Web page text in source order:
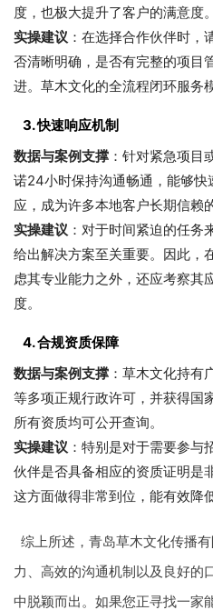
度，也极大提升了客户的满意度。
实操建议 ：在选择合作伙伴时，
否清晰明确，是否有完整的项目
进。草木文化的全流程闭环服务
3. 快速响应机制
数据与案例支撑 ：针对紧急项目
诺24小时保持沟通畅通，能够快
应，成为许多本地客户长期信赖
实操建议 ：对于时间紧迫的任务
给出解决方案至关重要。因此，
虑其专业能力之外，还应考察其
度。
4. 合规资质保障
数据与案例支撑 ：草木文化持有
等多项正规行政许可，并获得国
所有资质均可公开查询。
实操建议 ：特别是对于需要参与
伙伴是否具备相应的资质证明是
这方面做得非常到位，能有效降
综上所述，青岛草木文化传播
力、高效的沟通机制以及良好的
中脱颖而出。如果您正寻找一家